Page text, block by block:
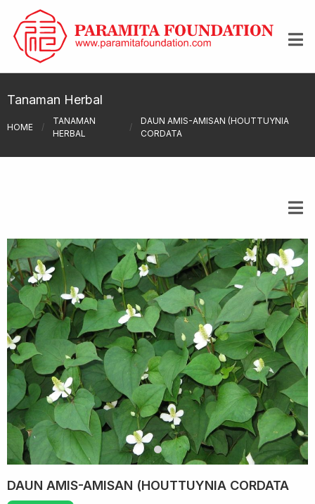
Tanaman Herbal
HOME /
TANAMAN
HERBAL
/
DAUN AMIS-AMISAN (HOUTTUYNIA
CORDATA
DAUN AMIS-AMISAN (HOUTTUYNIA CORDATA